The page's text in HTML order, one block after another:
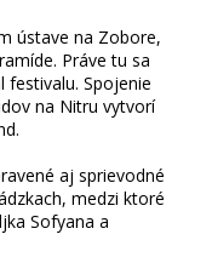
ústave na Zobore,
Práve tu sa
festivalu. Spojenie
na Nitru vytvorí
aj sprievodné
medzi ktoré
Sofyana a